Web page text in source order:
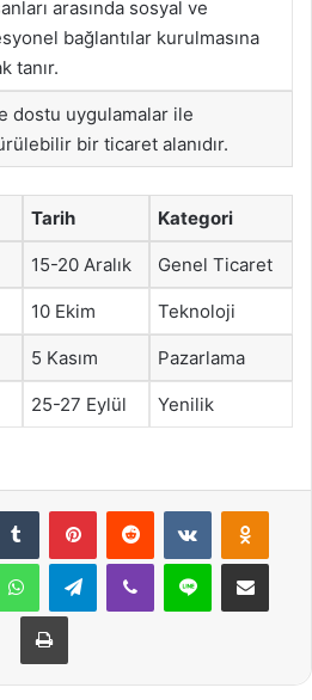
arasında sosyal ve
bağlantılar kurulmasına
tanır.
dostu uygulamalar ile
bir ticaret alanıdır.
Tarih Kategori
15-20 Aralık Genel Ticaret
10 Ekim Teknoloji
5 Kasım Pazarlama
25-27 Eylül Yenilik
Tumblr PinterestReddit VKontakte
WhatsAppTelegramViber Line E-Posta ile
Yazdır